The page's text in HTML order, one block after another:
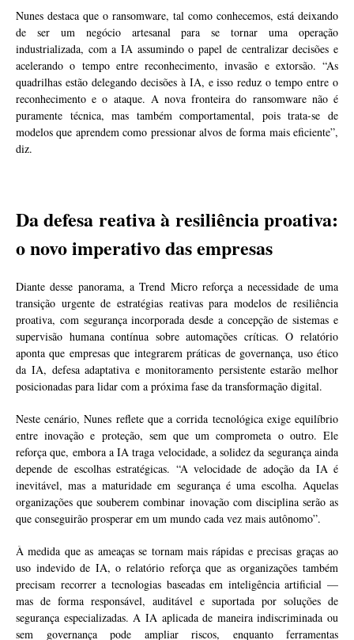
Nunes destaca que o ransomware, tal como conhecemos, está deixando
de ser um negócio artesanal para se tornar uma operação
industrializada, com a IA assumindo o papel de centralizar decisões e
acelerando o tempo entre reconhecimento, invasão e extorsão. “As
quadrilhas estão delegando decisões à IA, e isso reduz o tempo entre o
reconhecimento e o ataque. A nova fronteira do ransomware não é
puramente técnica, mas também comportamental, pois trata-se de
modelos que aprendem como pressionar alvos de forma mais eficiente”,
diz.
Da defesa reativa à resiliência proativa:
o novo imperativo das empresas
Diante desse panorama, a Trend Micro reforça a necessidade de uma
transição urgente de estratégias reativas para modelos de resiliência
proativa, com segurança incorporada desde a concepção de sistemas e
supervisão humana contínua sobre automações críticas. O relatório
aponta que empresas que integrarem práticas de governança, uso ético
da IA, defesa adaptativa e monitoramento persistente estarão melhor
posicionadas para lidar com a próxima fase da transformação digital.
Neste cenário, Nunes reflete que a corrida tecnológica exige equilíbrio
entre inovação e proteção, sem que um comprometa o outro. Ele
reforça que, embora a IA traga velocidade, a solidez da segurança ainda
depende de escolhas estratégicas. “A velocidade de adoção da IA é
inevitável, mas a maturidade em segurança é uma escolha. Aquelas
organizações que souberem combinar inovação com disciplina serão as
que conseguirão prosperar em um mundo cada vez mais autônomo”.
À medida que as ameaças se tornam mais rápidas e precisas graças ao
uso indevido de IA, o relatório reforça que as organizações também
precisam recorrer a tecnologias baseadas em inteligência artificial —
mas de forma responsável, auditável e suportada por soluções de
segurança especializadas. A IA aplicada de maneira indiscriminada ou
sem governança pode ampliar riscos, enquanto ferramentas